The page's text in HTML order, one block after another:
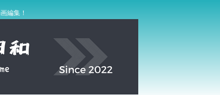
編集！